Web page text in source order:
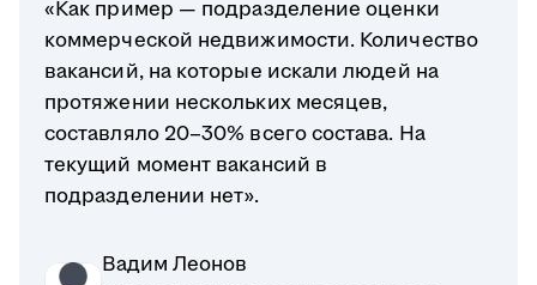
«Как пример — подразделение оценки
коммерческой недвижимости. Количество
вакансий, на которые искали людей на
протяжении нескольких месяцев,
составляло 20–30% всего состава. На
текущий момент вакансий в
подразделении нет».
Вадим Леонов